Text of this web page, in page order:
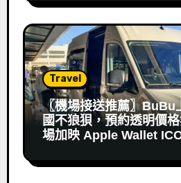
Travel
〖機場接送推薦〗BuBu
國不狼狽，預約透明價
場加映 Apple Wallet